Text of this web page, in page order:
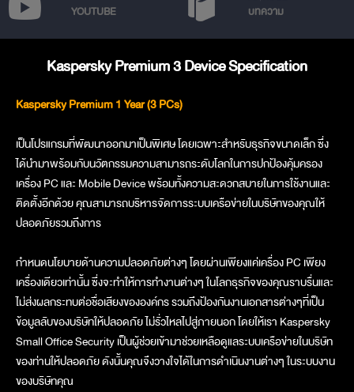
YOUTUBE
บทความ
Kaspersky Premium 3 Device Specification
Kaspersky Premium 1 Year (3 PCs)
เป็นโปรแกรมที่พัฒนาออกมาเป็นพิเศษ โดยเฉพาะสำหรับธุรกิจขนาดเล็ก ซึ่ง
ได้นำมาพร้อมกับนวัตกรรมความสามารถระดับโลกในการปกป้องคุ้มครอง
เครื่อง PC และ Mobile Device พร้อมทั้งความสะดวกสบายในการใช้งานและ
ติดตั้งอีกด้วย คุณสามารถบริหารจัดการระบบเครือข่ายในบริษัทของคุณให้
ปลอดภัยรวมถึงการ
กำหนดนโยบายด้านความปลอดภัยต่างๆ โดยผ่านเพียงแค่เครื่อง PC เพียง
เครื่องเดียวเท่านั้น ซึ่งจะทำให้การทำงานต่างๆ ในโลกธุรกิจของคุณราบรื่นและ
ไม่ส่งผลกระทบต่อชื่อเสียงขององค์กร รวมถึงป้องกันงานเอกสารต่างๆที่เป็น
ข้อมูลลับของบริษัทให้ปลอดภัย ไม่รั่วไหลไปสู่ภายนอก โดยให้เรา Kaspersky
Small Office Security เป็นผู้ช่วยเข้ามาช่วยเหลือดูแลระบบเครือข่ายในบริษัท
ของท่านให้ปลอดภัย ดังนั้นคุณจึงวางใจได้ในการดำเนินงานต่างๆ ในระบบงาน
ของบริษัทคุณ